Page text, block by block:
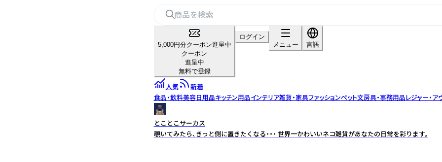
5,000円分クーポン進呈中
クーポン
進呈中
無料で登録
ログイン
メニュー
言語
人気
新着
食品・飲料美容日用品キッチン用品インテリア雑貨・家具ファッションペット文房具・事務用品レジャー・ア
とことこサーカス
覗いてみたら、きっと側に置きたくなる・・・ 世界一かわいいネコ雑貨があなたの日常を彩ります。